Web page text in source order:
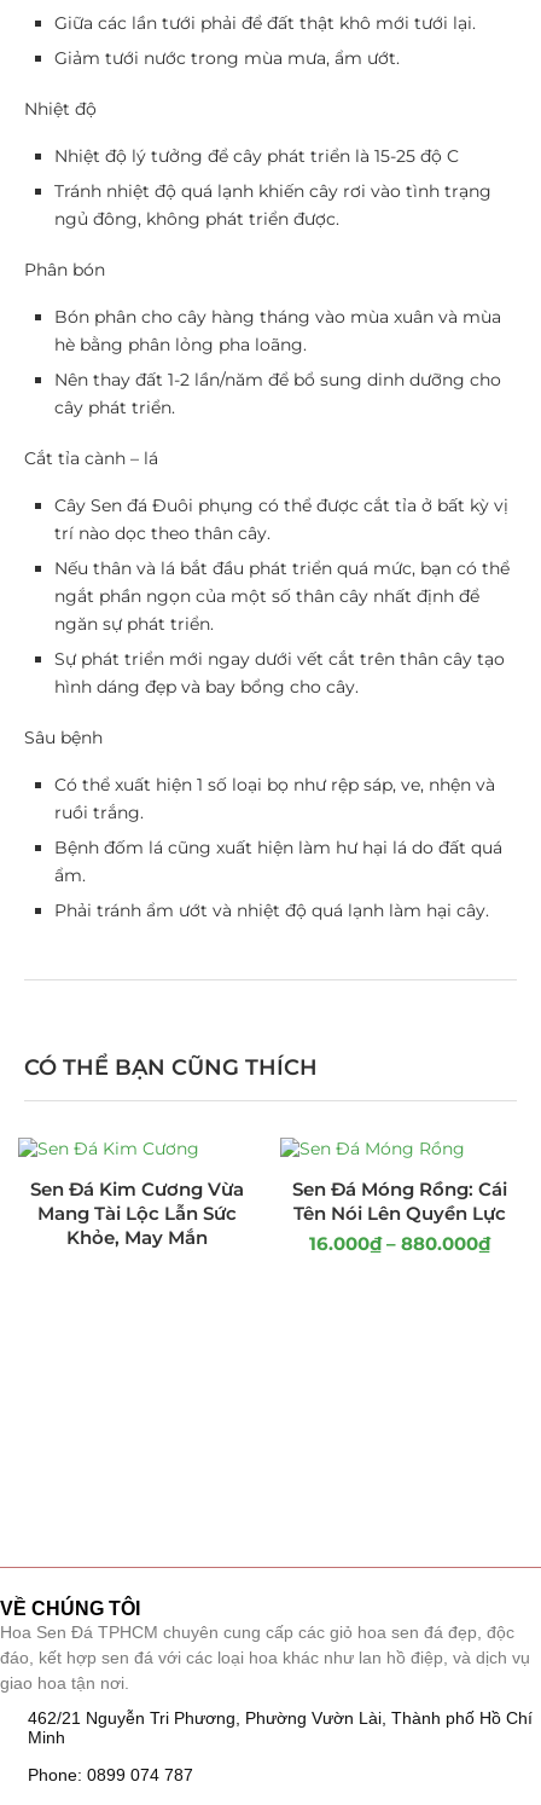
Giữa các lần tưới phải để đất thật khô mới tưới lại.
Giảm tưới nước trong mùa mưa, ẩm ướt.
Nhiệt độ
Nhiệt độ lý tưởng để cây phát triển là 15-25 độ C
Tránh nhiệt độ quá lạnh khiến cây rơi vào tình trạng
ngủ đông, không phát triển được.
Phân bón
Bón phân cho cây hàng tháng vào mùa xuân và mùa
hè bằng phân lỏng pha loãng.
Nên thay đất 1-2 lần/năm để bổ sung dinh dưỡng cho
cây phát triển.
Cắt tỉa cành – lá
Cây Sen đá Đuôi phụng có thể được cắt tỉa ở bất kỳ vị
trí nào dọc theo thân cây.
Nếu thân và lá bắt đầu phát triển quá mức, bạn có thể
ngắt phần ngọn của một số thân cây nhất định để
ngăn sự phát triển.
Sự phát triển mới ngay dưới vết cắt trên thân cây tạo
hình dáng đẹp và bay bổng cho cây.
Sâu bệnh
Có thể xuất hiện 1 số loại bọ như rệp sáp, ve, nhện và
ruồi trắng.
Bệnh đốm lá cũng xuất hiện làm hư hại lá do đất quá
ẩm.
Phải tránh ẩm ướt và nhiệt độ quá lạnh làm hại cây.
CÓ THỂ BẠN CŨNG THÍCH
Sen Đá Kim Cương Vừa
Mang Tài Lộc Lẫn Sức
Khỏe, May Mắn
Sen Đá Móng Rồng: Cái
Tên Nói Lên Quyền Lực
16.000₫ – 880.000₫
VỀ CHÚNG TÔI
Hoa Sen Đá TPHCM chuyên cung cấp các giỏ hoa sen đá đẹp, độc
đáo, kết hợp sen đá với các loại hoa khác như lan hồ điệp, và dịch vụ
giao hoa tận nơi.
462/21 Nguyễn Tri Phương, Phường Vườn Lài, Thành phố Hồ Chí
Minh
Phone: 0899 074 787